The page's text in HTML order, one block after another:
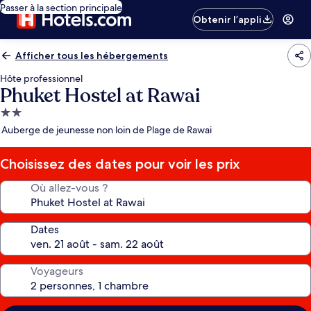
Passer à la section principale
Obtenir l’appli
Afficher tous les hébergements
Hôte professionnel
Phuket Hostel at Rawai
Hébergement
2.0 étoiles
Auberge de jeunesse non loin de Plage de Rawai
Choisissez des dates pour voir les prix
Où allez-vous ?
Dates
Voyageurs